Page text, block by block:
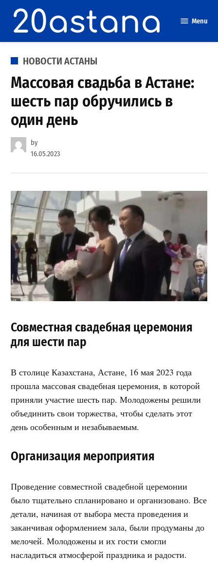
content
Menu
POSTED
НОВОСТИ АСТАНЫ
Массовая свадьба в Астане:
шесть пар обручились в
один день
by
16.05.2023
Совместная свадебная церемония
для шести пар
В столице Казахстана, Астане, 16 мая 2023 года
прошла массовая свадебная церемония, в которой
приняли участие шесть пар. Молодожены решили
объединить свои торжества, чтобы сделать этот
день особенным и незабываемым.
Организация мероприятия
Проведение совместной свадебной церемонии
было тщательно спланировано и организовано. Все
детали, начиная от выбора места проведения и
заканчивая оформлением зала, были продуманы до
мелочей. Молодожены и их гости смогли
насладиться атмосферой праздника и радости.